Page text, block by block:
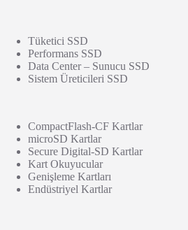
Tüketici SSD
Performans SSD
Data Center – Sunucu SSD
Sistem Üreticileri SSD
CompactFlash-CF Kartlar
microSD Kartlar
Secure Digital-SD Kartlar
Kart Okuyucular
Genişleme Kartları
Endüstriyel Kartlar